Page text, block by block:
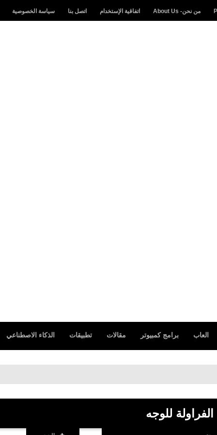
من نحن- About Us اتفاقية الإستخدام اتصل بنا سياسة الخصوصية
العاب برامج كمبيوتر مقالات تطبيقات الذكاء الاصطناعي
الفراولة للوجه